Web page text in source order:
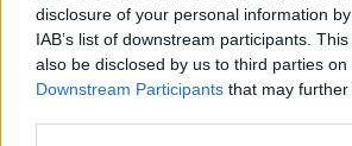
disclosure of your personal information
IAB’s list of downstream participants.
also be disclosed by us to third parties on
Downstream Participants that may